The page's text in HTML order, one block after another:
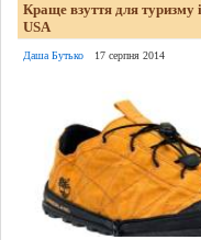
Краще взуття для туризму
USA
Даша Бутько 17 серпня 2014